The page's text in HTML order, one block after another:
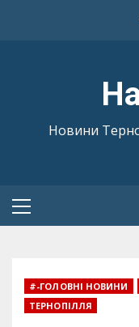
Новини
Primary
#-ГОЛОВНІ НОВИНИ
ТЕРНОПІЛЛЯ